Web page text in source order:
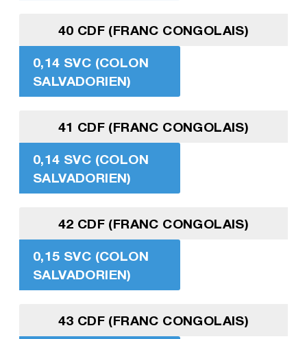
40 CDF (FRANC CONGOLAIS)
0,14 SVC (COLON
SALVADORIEN)
41 CDF (FRANC CONGOLAIS)
0,14 SVC (COLON
SALVADORIEN)
42 CDF (FRANC CONGOLAIS)
0,15 SVC (COLON
SALVADORIEN)
43 CDF (FRANC CONGOLAIS)